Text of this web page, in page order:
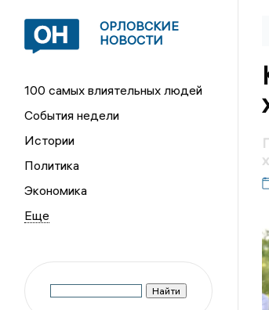
ОРЛОВСКИЕ
НОВОСТИ
100 самых влиятельных людей
События недели
Истории
Политика
Экономика